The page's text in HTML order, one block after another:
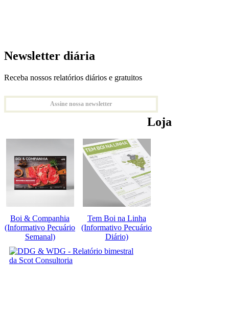
Newsletter diária
Receba nossos relatórios diários e gratuitos
Assine nossa newsletter
Loja
Boi & Companhia
(Informativo Pecuário
Semanal)
Tem Boi na Linha
(Informativo Pecuário
Diário)